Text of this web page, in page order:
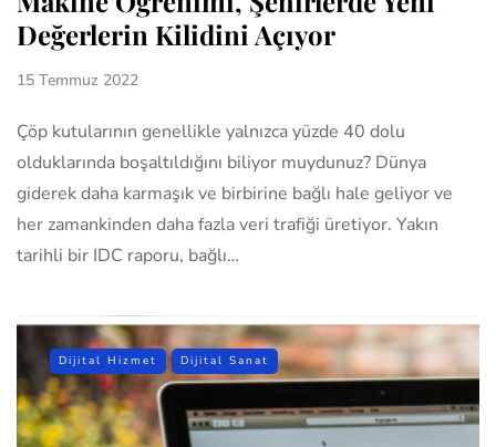
Değerlerin Kilidini Açıyor
15 Temmuz 2022
Çöp kutularının genellikle yalnızca yüzde 40 dolu
olduklarında boşaltıldığını biliyor muydunuz? Dünya
giderek daha karmaşık ve birbirine bağlı hale geliyor ve
her zamankinden daha fazla veri trafiği üretiyor. Yakın
tarihli bir IDC raporu, bağlı…
Dijital Hizmet Dijital Sanat